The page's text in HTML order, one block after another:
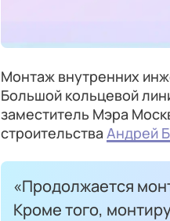
Монтаж внутренних
Большой кольцевой
заместитель Мэра
строительства Андрей
«Продолжается
Кроме того,